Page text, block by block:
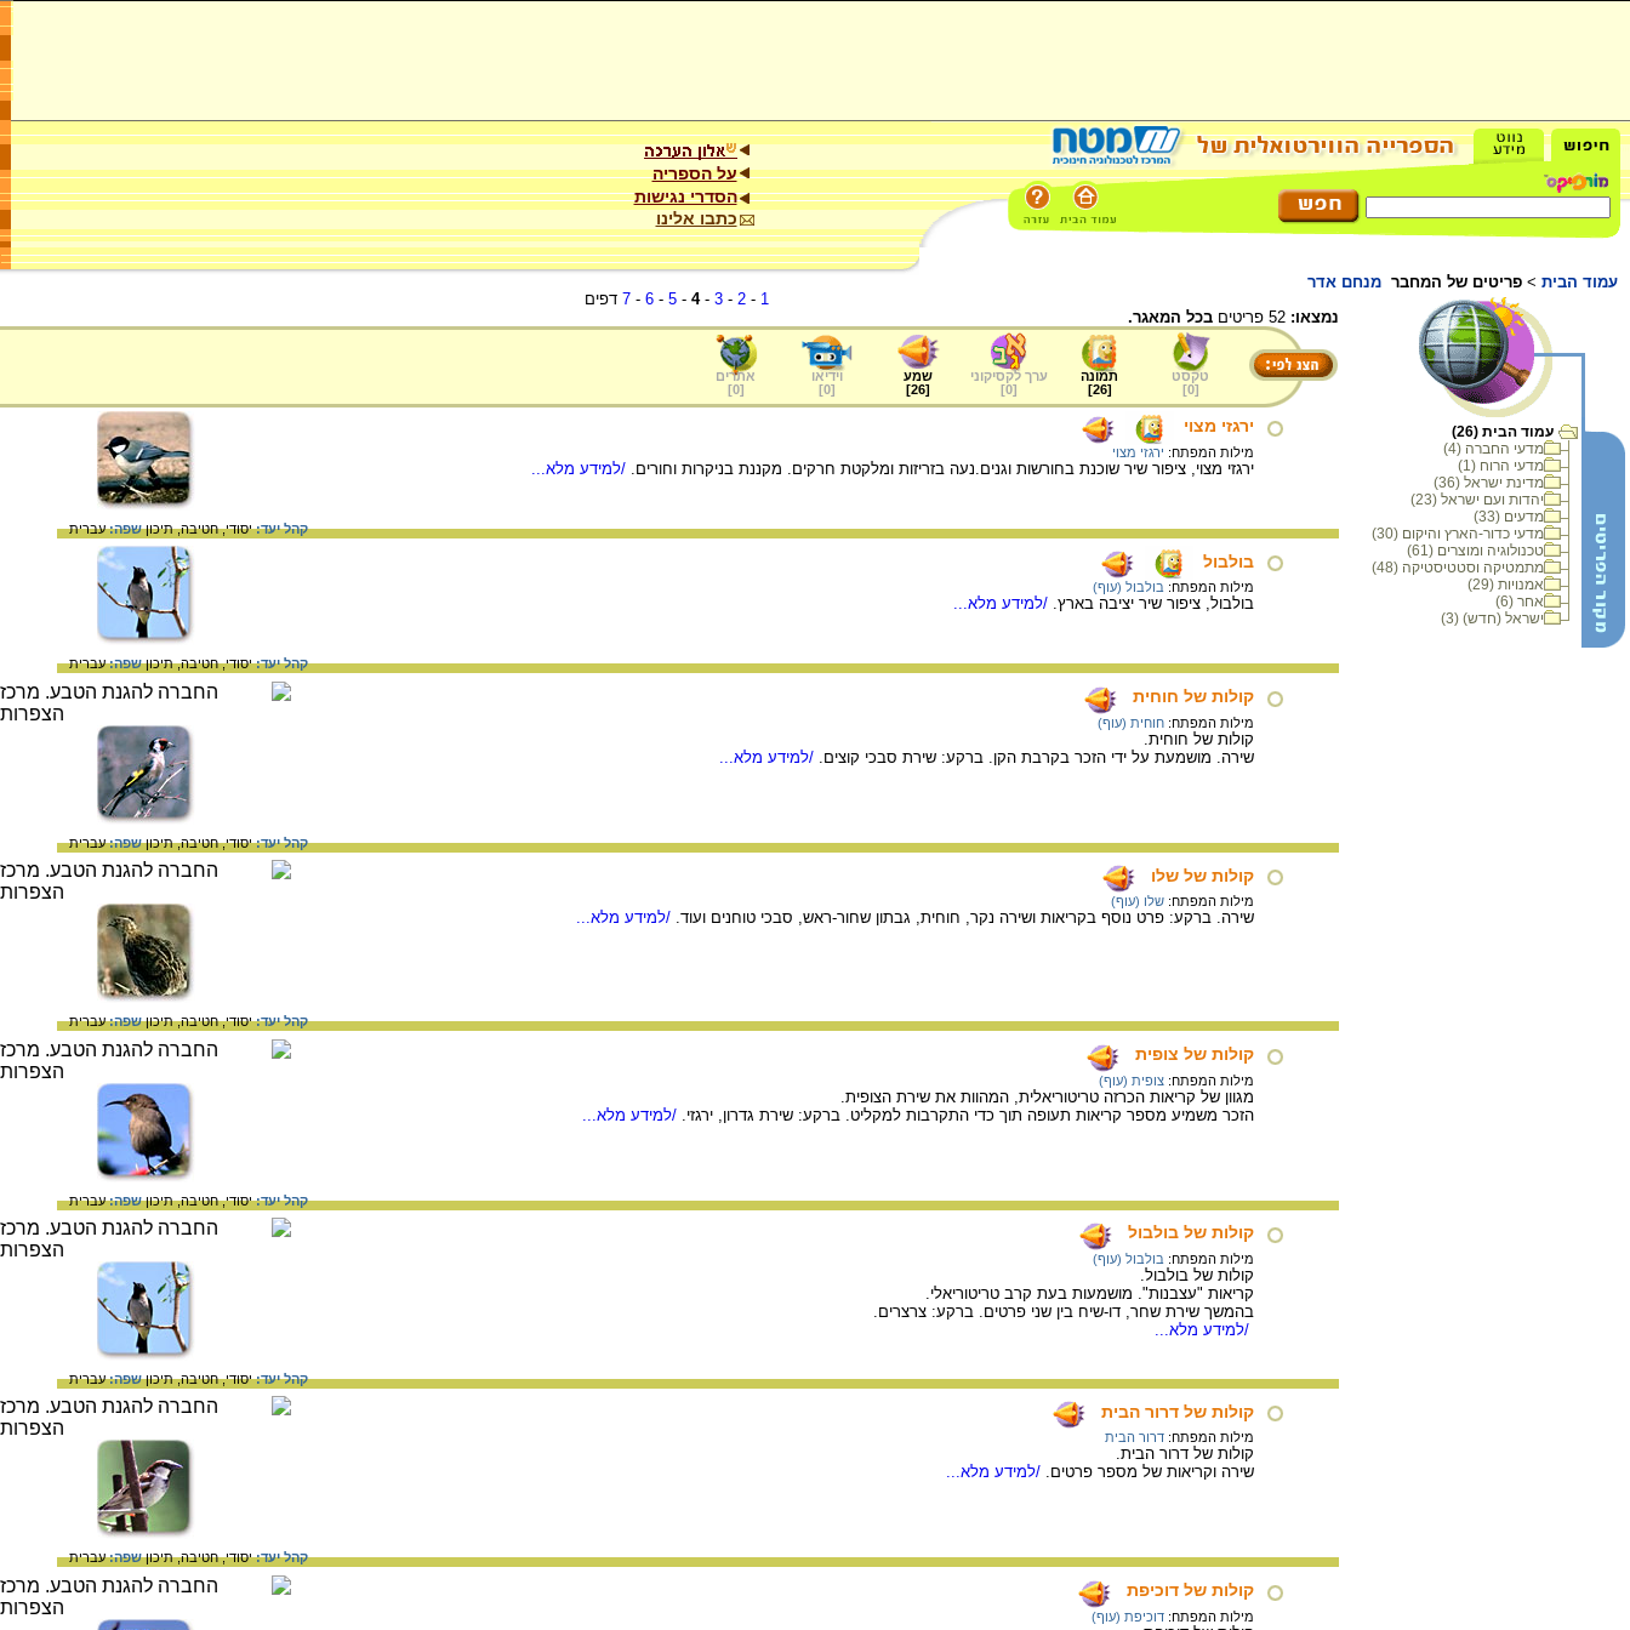
על הספריה
הסדרי נגישות
כתבו אלינו
עמוד הבית > פריטים של המחבר מנחם אדר
עמוד הבית (26)
מדעי החברה (4)
מדעי הרוח (1)
מדינת ישראל (36)
יהדות ועם ישראל (23)
מדעים (33)
מדעי כדור-הארץ והיקום (30)
טכנולוגיה ומוצרים (61)
מתמטיקה וסטטיסטיקה (48)
אמנויות (29)
אחר (6)
ישראל (חדש) (3)
1
-
2
-
3
-
4
-
5
-
6
-
7 דפים
נמצאו:
בכל המאגר.
טקסט
[
0
]
תמונה
[
26
]
ערך לקסיקוני
[
0
]
שמע
[
26
]
וידיאו
[
0
]
אתרים
[
0
]
ירגזי מצוי
מילות המפתח: ירגזי מצוי
ירגזי מצוי, ציפור שיר שוכנת בחורשות וגנים.נעה בזריזות ומלקטת חרקים. מקננת בניקרות וחורים. /למידע מלא...
קהל יעד:יסודי,חטיבה,תיכוןשפה:עברית
בולבול
מילות המפתח: בולבול (עוף)
בולבול, ציפור שיר יציבה בארץ. /למידע מלא...
קהל יעד:יסודי,חטיבה,תיכוןשפה:עברית
קולות של חוחית
מילות המפתח: חוחית (עוף)
קולות של חוחית.
שירה. מושמעת על ידי הזכר בקרבת הקן. ברקע: שירת סבכי קוצים. /למידע מלא...
קהל יעד:יסודי,חטיבה,תיכוןשפה:עברית
קולות של שלו
מילות המפתח: שלו (עוף)
שירה. ברקע: פרט נוסף בקריאות ושירה נקר, חוחית, גבתון שחור-ראש, סבכי טוחנים ועוד. /למידע מלא...
קהל יעד:יסודי,חטיבה,תיכוןשפה:עברית
קולות של צופית
מילות המפתח: צופית (עוף)
מגוון של קריאות הכרזה טריטוריאלית, המהוות את שירת הצופית.
הזכר משמיע מספר קריאות תעופה תוך כדי התקרבות למקליט. ברקע: שירת גדרון, ירגזי. /למידע מלא...
קהל יעד:יסודי,חטיבה,תיכוןשפה:עברית
קולות של בולבול
מילות המפתח: בולבול (עוף)
קולות של בולבול.
קריאות "עצבנות". מושמעות בעת קרב טריטוריאלי.
בהמשך שירת שחר, דו-שיח בין שני פרטים. ברקע: צרצרים.
/למידע מלא...
קהל יעד:יסודי,חטיבה,תיכוןשפה:עברית
קולות של דרור הבית
מילות המפתח: דרור הבית
קולות של דרור הבית.
שירה וקריאות של מספר פרטים. /למידע מלא...
קהל יעד:יסודי,חטיבה,תיכוןשפה:עברית
קולות של דוכיפת
מילות המפתח: דוכיפת (עוף)